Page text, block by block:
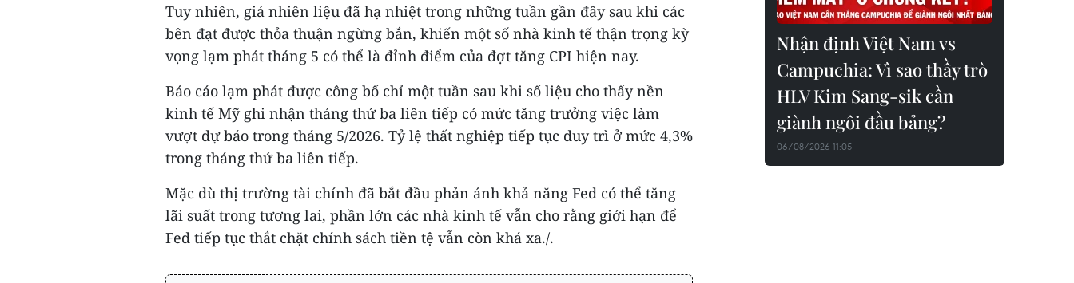
Tuy nhiên, giá nhiên liệu đã hạ nhiệt trong những tuần gần đây sau khi các
bên đạt được thỏa thuận ngừng bắn, khiến một số nhà kinh tế thận trọng kỳ
vọng lạm phát tháng 5 có thể là đỉnh điểm của đợt tăng CPI hiện nay.
Báo cáo lạm phát được công bố chỉ một tuần sau khi số liệu cho thấy nền
kinh tế Mỹ ghi nhận tháng thứ ba liên tiếp có mức tăng trưởng việc làm
vượt dự báo trong tháng 5/2026. Tỷ lệ thất nghiệp tiếp tục duy trì ở mức 4,3%
trong tháng thứ ba liên tiếp.
Mặc dù thị trường tài chính đã bắt đầu phản ánh khả năng Fed có thể tăng
lãi suất trong tương lai, phần lớn các nhà kinh tế vẫn cho rằng giới hạn để
Fed tiếp tục thắt chặt chính sách tiền tệ vẫn còn khá xa./.
Nhận định Việt Nam vs
Campuchia: Vì sao thầy trò
HLV Kim Sang-sik cần
giành ngôi đầu bảng?
06/08/2026 11:05